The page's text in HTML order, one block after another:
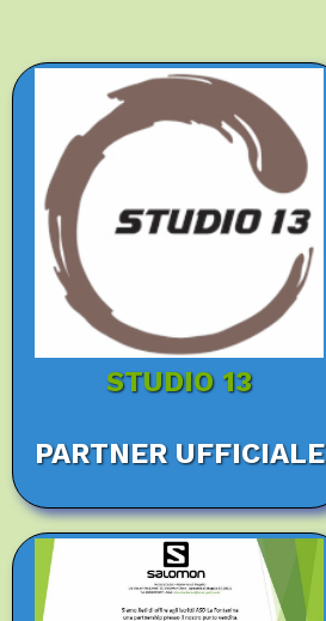
STUDIO 13
PARTNER UFFICIALE